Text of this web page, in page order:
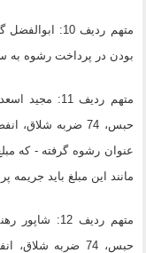
متهم ردیف 10:
بودن در پرداخت رشوه
حبس، 74 ضربه
مانند این مبلغ باید
حبس، 74 ضربه